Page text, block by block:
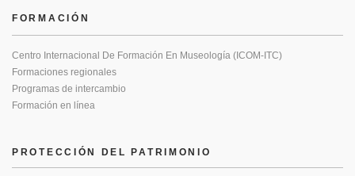
PROTECCIÓN DEL PATRIMONIO
FORMACIÓN
Centro Internacional De Formación En Museología (ICOM-ITC)
Formaciones regionales
Programas de intercambio
Formación en línea